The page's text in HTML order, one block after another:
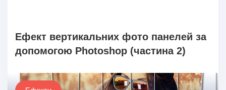
Ефект вертикальних фото панелей за
допомогою Photoshop (частина 2)